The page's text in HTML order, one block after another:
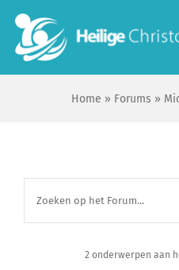
Skip
content
Ik zoek …
Home » Forums »
2 onderwerpen aan